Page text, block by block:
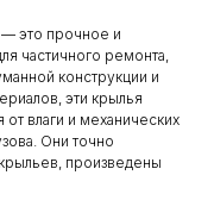
— это прочное и
частичного ремонта,
конструкции и
эти крылья
влаги и механических
Они точно
произведены